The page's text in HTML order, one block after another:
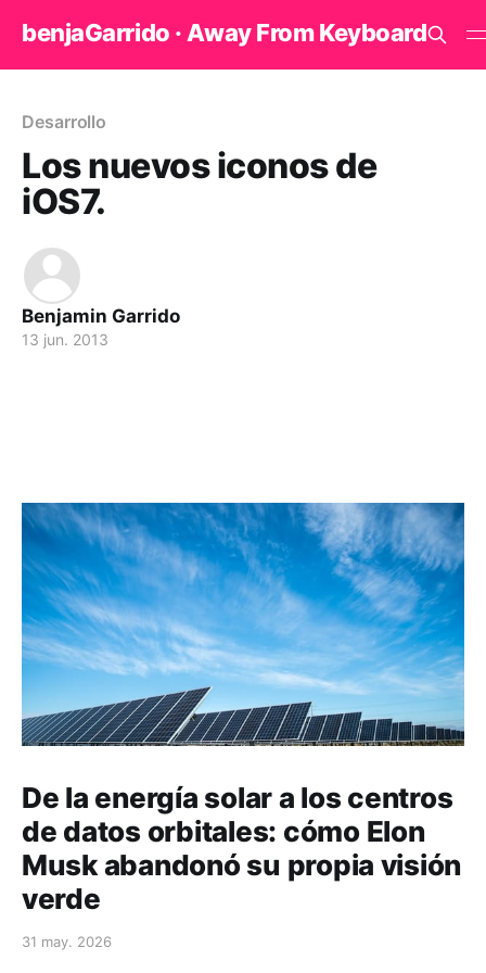
benjaGarrido · Away From Keyboard
Desarrollo
Los nuevos iconos de
iOS7.
Benjamin Garrido
13 jun. 2013
De la energía solar a los centros
de datos orbitales: cómo Elon
Musk abandonó su propia visión
verde
31 may. 2026